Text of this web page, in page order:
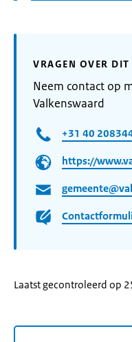
VRAGEN OVER DIT
Neem contact op
Valkenswaard
+31 40
https://
Laatst gecontroleerd op